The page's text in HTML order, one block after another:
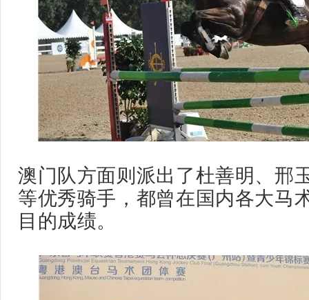
澳门队方面则派出了杜善明、邢
等优秀骑手，都曾在国内各大马
目的成绩。